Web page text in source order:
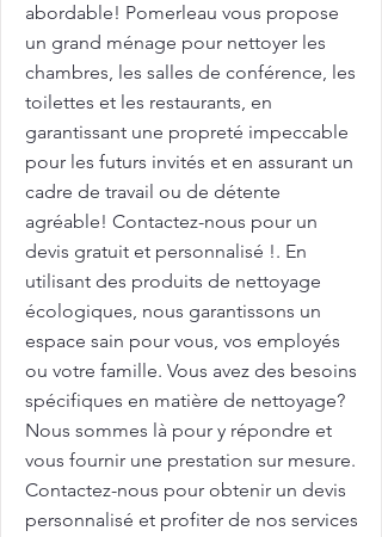
abordable! Pomerleau vous propose
un grand ménage pour nettoyer les
chambres, les salles de conférence, les
toilettes et les restaurants, en
garantissant une propreté impeccable
pour les futurs invités et en assurant un
cadre de travail ou de détente
agréable! Contactez-nous pour un
devis gratuit et personnalisé !. En
utilisant des produits de nettoyage
écologiques, nous garantissons un
espace sain pour vous, vos employés
ou votre famille. Vous avez des besoins
spécifiques en matière de nettoyage?
Nous sommes là pour y répondre et
vous fournir une prestation sur mesure.
Contactez-nous pour obtenir un devis
personnalisé et profiter de nos services